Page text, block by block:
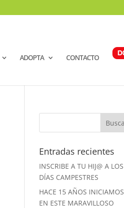
ADOPTA CONTACTO
Entradas recientes
INSCRIBE A TU HIJ@ A LOS
DÍAS CAMPESTRES
HACE 15 AÑOS INICIAMOS
EN ESTE MARAVILLOSO